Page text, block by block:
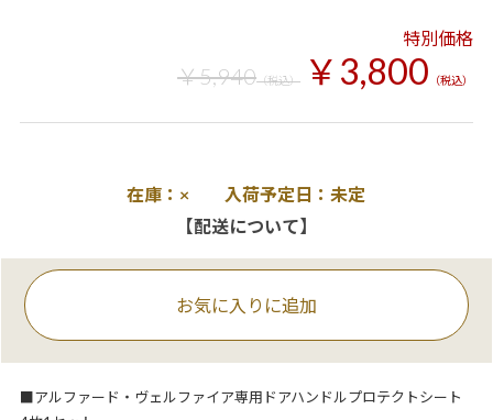
特別価格
￥5,940（税込） ￥3,800 （税込）
在庫：× 入荷予定日：未定
【配送について】
お気に入りに追加
■アルファード・ヴェルファイア専用ドアハンドルプロテクトシート